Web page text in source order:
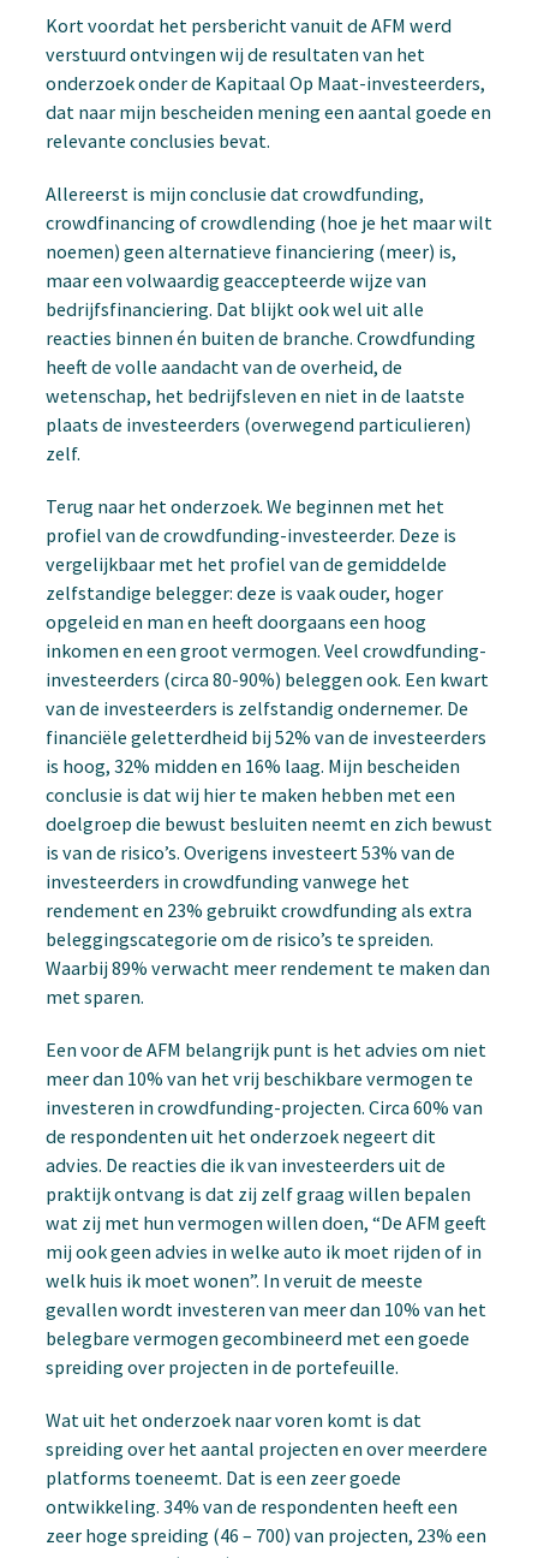
Kort voordat het persbericht vanuit de AFM werd
verstuurd ontvingen wij de resultaten van het
onderzoek onder de Kapitaal Op Maat-investeerders,
dat naar mijn bescheiden mening een aantal goede en
relevante conclusies bevat.
Allereerst is mijn conclusie dat crowdfunding,
crowdfinancing of crowdlending (hoe je het maar wilt
noemen) geen alternatieve financiering (meer) is,
maar een volwaardig geaccepteerde wijze van
bedrijfsfinanciering. Dat blijkt ook wel uit alle
reacties binnen én buiten de branche. Crowdfunding
heeft de volle aandacht van de overheid, de
wetenschap, het bedrijfsleven en niet in de laatste
plaats de investeerders (overwegend particulieren)
zelf.
Terug naar het onderzoek. We beginnen met het
profiel van de crowdfunding-investeerder. Deze is
vergelijkbaar met het profiel van de gemiddelde
zelfstandige belegger: deze is vaak ouder, hoger
opgeleid en man en heeft doorgaans een hoog
inkomen en een groot vermogen. Veel crowdfunding-
investeerders (circa 80-90%) beleggen ook. Een kwart
van de investeerders is zelfstandig ondernemer. De
financiële geletterdheid bij 52% van de investeerders
is hoog, 32% midden en 16% laag. Mijn bescheiden
conclusie is dat wij hier te maken hebben met een
doelgroep die bewust besluiten neemt en zich bewust
is van de risico’s. Overigens investeert 53% van de
investeerders in crowdfunding vanwege het
rendement en 23% gebruikt crowdfunding als extra
beleggingscategorie om de risico’s te spreiden.
Waarbij 89% verwacht meer rendement te maken dan
met sparen.
Een voor de AFM belangrijk punt is het advies om niet
meer dan 10% van het vrij beschikbare vermogen te
investeren in crowdfunding-projecten. Circa 60% van
de respondenten uit het onderzoek negeert dit
advies. De reacties die ik van investeerders uit de
praktijk ontvang is dat zij zelf graag willen bepalen
wat zij met hun vermogen willen doen, “De AFM geeft
mij ook geen advies in welke auto ik moet rijden of in
welk huis ik moet wonen”. In veruit de meeste
gevallen wordt investeren van meer dan 10% van het
belegbare vermogen gecombineerd met een goede
spreiding over projecten in de portefeuille.
Wat uit het onderzoek naar voren komt is dat
spreiding over het aantal projecten en over meerdere
platforms toeneemt. Dat is een zeer goede
ontwikkeling. 34% van de respondenten heeft een
zeer hoge spreiding (46 – 700) van projecten, 23% een